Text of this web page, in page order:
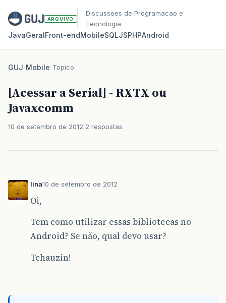
ARQUIVO
Discussoes de Programacao e
Tecnologia
JavaGeralFront‑endMobileSQLJSPHPAndroid
GUJ/Mobile/Topico
[Acessar a Serial] - RXTX ou
Javaxcomm
10 de setembro de 2012 2 respostas
lina10 de setembro de 2012
Oi,
Tem como utilizar essas bibliotecas no
Android? Se não, qual devo usar?
Tchauzin!